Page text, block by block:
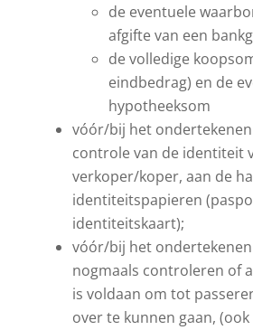
de eventuele
afgifte van een
de volledige
eindbedrag) en de
hypotheeksom
vóór/bij het ondertekenen
controle van de identiteit
verkoper/koper, aan de
identiteitspapieren
identiteitskaart);
vóór/bij het
nogmaals controleren of
is voldaan om tot
over te kunnen gaan,